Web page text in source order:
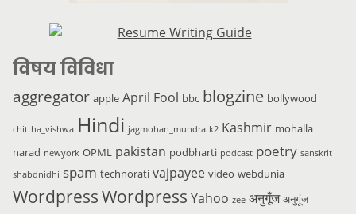
विषय विविधा
aggregator apple April Fool bbc blogzine bollywood
chittha_vishwa Hindi jagmohan_mundra k2 Kashmir mohalla
narad newyork OPML pakistan podbharti podcast poetry sanskrit
shabdnidhi spam technorati vajpayee video webdunia
WordpressWordpress Yahoo zee अनुगूँज अनुगूंज